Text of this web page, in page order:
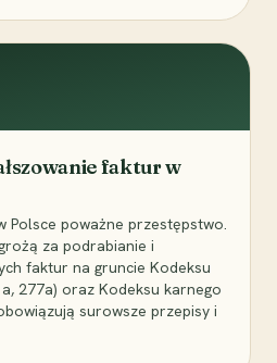
faktur w
Polsce poważne przestępstwo.
za podrabianie i
faktur na gruncie Kodeksu
277a) oraz Kodeksu karnego
surowsze przepisy i